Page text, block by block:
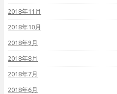
2018年11月
2018年10月
2018年9月
2018年8月
2018年7月
2018年6月